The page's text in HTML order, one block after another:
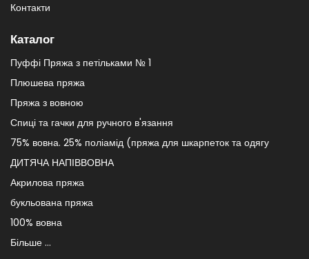
Контакти
Каталог
Пуффі Пряжа з петільками № 1
Плюшева пряжа
Пряжа з вовною
Спиці та гачки для ручного в'язання
75% вовна. 25% поліамід (пряжа для шкарпеток та одягу
ДИТЯЧА НАПІВВОВНА
Акрилова пряжа
букльована пряжа
100% вовна
Більше ...